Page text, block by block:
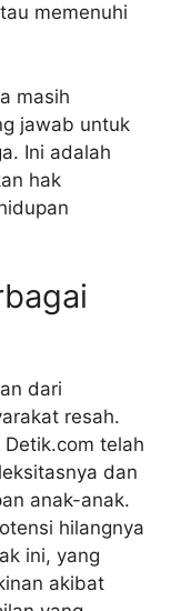
memenuhi
masih
jawab untuk
Ini adalah
hak
dari
resah.
telah
dan
anak-anak.
hilangnya
ini, yang
akibat